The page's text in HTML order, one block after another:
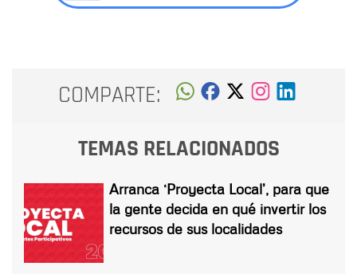
COMPARTE:
TEMAS RELACIONADOS
Arranca ‘Proyecta Local’, para que
la gente decida en qué invertir los
recursos de sus localidades